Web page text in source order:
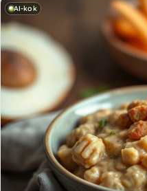
AI-kok